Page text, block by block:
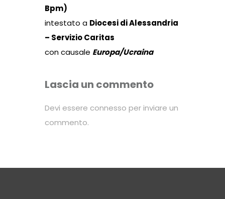
Bpm)
intestato a Diocesi di Alessandria
– Servizio Caritas
con causale Europa/Ucraina
Lascia un commento
Devi essere connesso per inviare un
commento.